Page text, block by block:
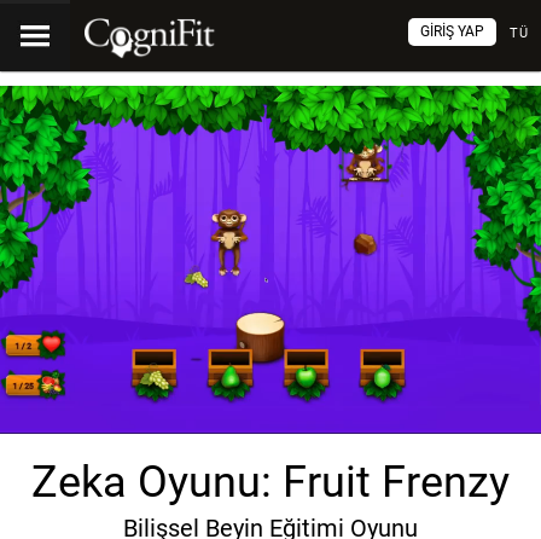
TÜ
GIRIŞ YAP
Zeka Oyunu: Fruit Frenzy
Bilişsel Beyin Eğitimi Oyunu